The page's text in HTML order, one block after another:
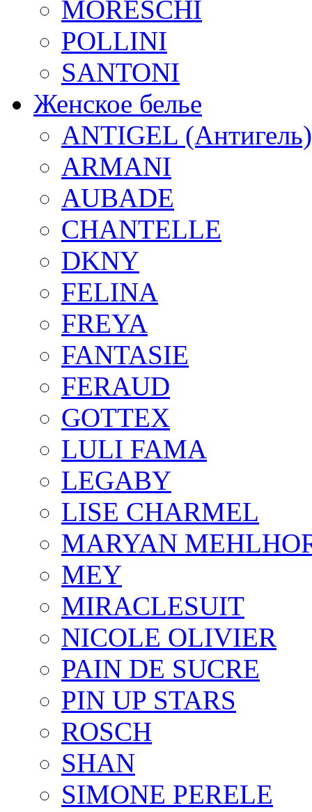
MORESCHI
POLLINI
SANTONI
Женское белье
ANTIGEL (Антигель)
ARMANI
AUBADE
CHANTELLE
DKNY
FELINA
FREYA
FANTASIE
FERAUD
GOTTEX
LULI FAMA
LEGABY
LISE CHARMEL
MARYAN
MEY
MIRACLESUIT
NICOLE OLIVIER
PAIN DE SUCRE
PIN UP STARS
ROSCH
SHAN
SIMONE PERELE